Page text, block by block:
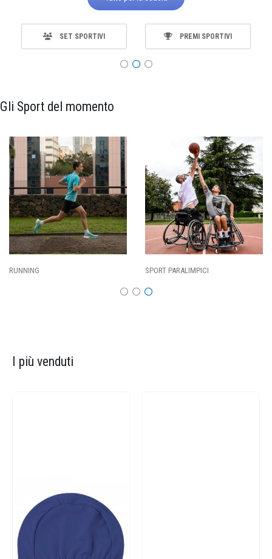
SET SPORTIVI PREMI SPORTIVI
Gli Sport del momento
SPORT PARALIMPICI CALCIO
I più venduti